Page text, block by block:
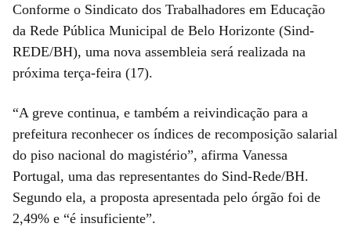
Conforme o Sindicato dos Trabalhadores em Educação
da Rede Pública Municipal de Belo Horizonte (Sind-
REDE/BH), uma nova assembleia será realizada na
próxima terça-feira (17).
“A greve continua, e também a reivindicação para a
prefeitura reconhecer os índices de recomposição salarial
do piso nacional do magistério”, afirma Vanessa
Portugal, uma das representantes do Sind-Rede/BH.
Segundo ela, a proposta apresentada pelo órgão foi de
2,49% e “é insuficiente”.